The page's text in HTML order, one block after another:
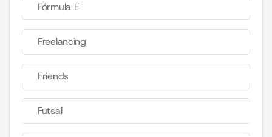
Fórmula E
Freelancing
Friends
Futsal